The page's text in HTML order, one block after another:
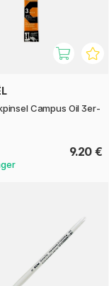
Campus Oil 3er-
9.20 €